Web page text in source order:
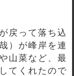
戻って落ち込
）が峰岸を連
山菜など、最
てくれたので